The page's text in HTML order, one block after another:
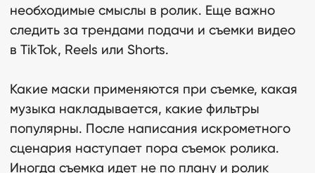
необходимые смыслы в ролик. Еще важно
следить за трендами подачи и съемки видео
в TikTok, Reels или Shorts.
Какие маски применяются при съемке, какая
музыка накладывается, какие фильтры
популярны. После написания искрометного
сценария наступает пора съемок ролика.
Иногда съемка идет не по плану и ролик